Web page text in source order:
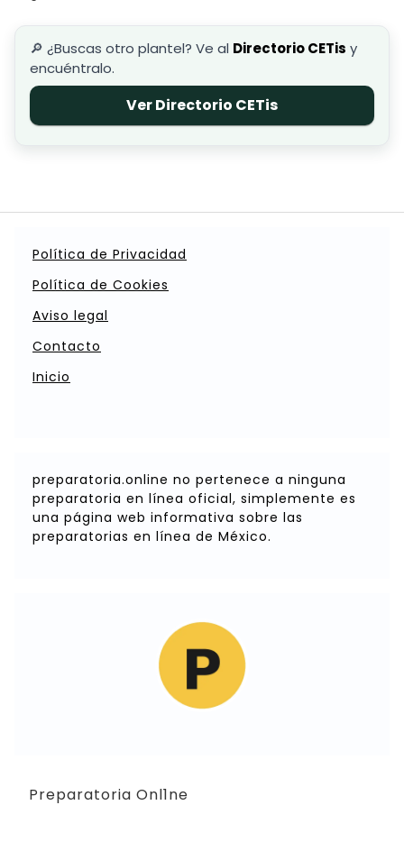
🔎 ¿Buscas otro plantel? Ve al Directorio CETis y
encuéntralo.
Ver Directorio CETis
Política de Privacidad
Política de Cookies
Aviso legal
Contacto
Inicio
preparatoria.online no pertenece a ninguna
preparatoria en línea oficial, simplemente es
una página web informativa sobre las
preparatorias en línea de México.
Preparatoria Onl1ne